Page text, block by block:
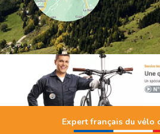
Expert français du vélo